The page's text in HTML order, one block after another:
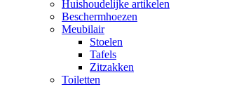
Huishoudelijke artikelen
Beschermhoezen
Meubilair
Stoelen
Tafels
Zitzakken
Toiletten